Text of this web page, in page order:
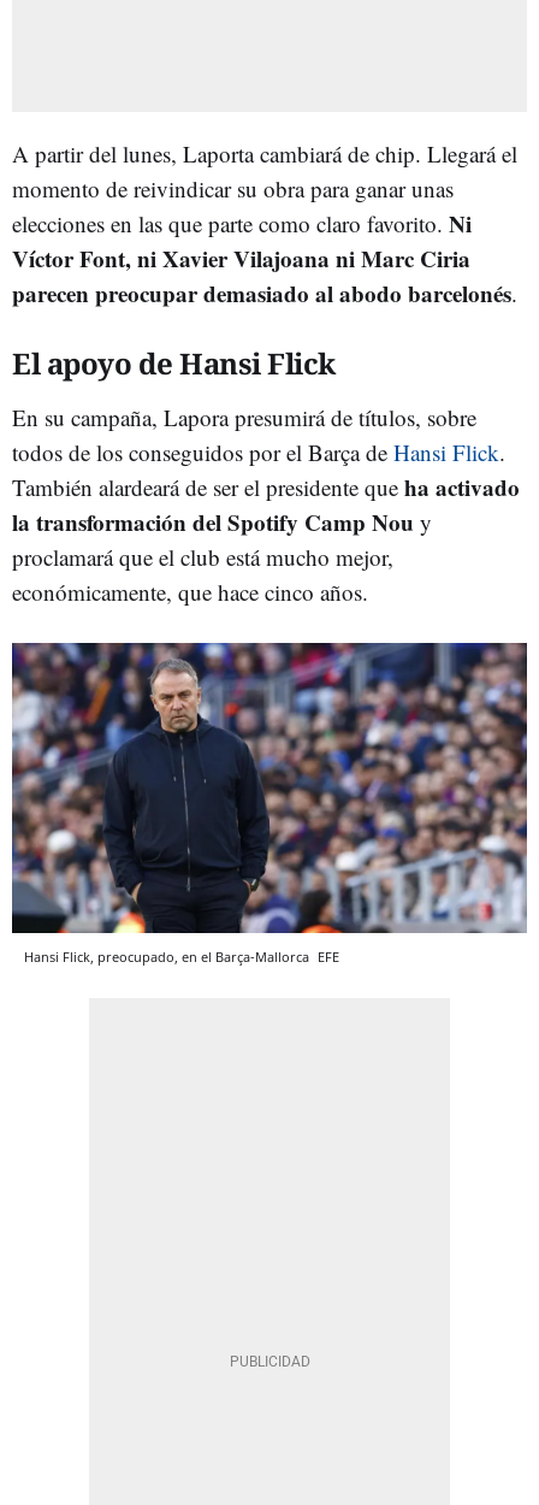
A partir del lunes, Laporta cambiará de chip. Llegará el
momento de reivindicar su obra para ganar unas
elecciones en las que parte como claro favorito. Ni
Víctor Font, ni Xavier Vilajoana ni Marc Ciria
parecen preocupar demasiado al abodo barcelonés.
El apoyo de Hansi Flick
En su campaña, Lapora presumirá de títulos, sobre
todos de los conseguidos por el Barça de Hansi Flick.
También alardeará de ser el presidente que ha activado
la transformación del Spotify Camp Nou y
proclamará que el club está mucho mejor,
económicamente, que hace cinco años.
Hansi Flick, preocupado, en el Barça-Mallorca EFE